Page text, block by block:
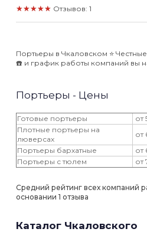
★★★★★ Отзывов: 1
Портьеры в Чкаловском ⭐️
☎️ и график работы компаний вы
Портьеры - Цены
Готовые портьеры
от
Плотные портьеры на
люверсах
от
Портьеры бархатные
от
Портьеры с тюлем
от
Средний рейтинг всех компаний
основании 1 отзыва
Каталог Чкаловского